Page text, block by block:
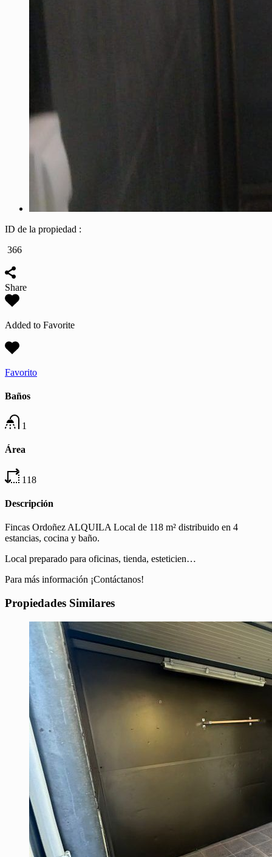
ID de la propiedad :
366
Share
Added to Favorite
Favorito
Baños
1
Área
118
Descripción
Fincas Ordoñez ALQUILA Local de 118 m² distribuido en 4
estancias, cocina y baño.
Local preparado para oficinas, tienda, esteticien…
Para más información ¡Contáctanos!
Propiedades Similares